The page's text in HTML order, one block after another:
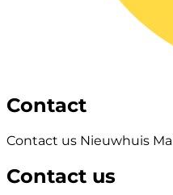
Contact
Contact us Nieuwhuis
Contact us